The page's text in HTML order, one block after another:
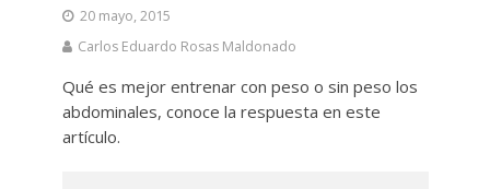
20 mayo, 2015
Carlos Eduardo Rosas Maldonado
Qué es mejor entrenar con peso o sin peso los
abdominales, conoce la respuesta en este
artículo.